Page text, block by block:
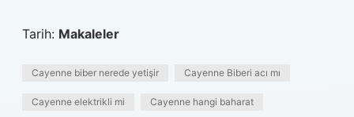
Tarih: Makaleler
Cayenne biber nerede yetişir Cayenne Biberi acı mı
Cayenne elektrikli mi Cayenne hangi baharat